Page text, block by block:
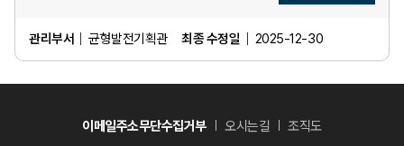
관리부서 균형발전기획관 최종 수정일 2025-12-30
이메일주소무단수집거부 오시는길 조직도